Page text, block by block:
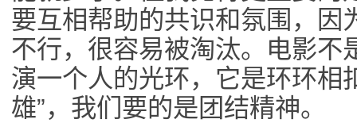
要互相帮助的共识和氛围，因
不行，很容易被淘汰。电影不
演一个人的光环，它是环环相
雄”，我们要的是团结精神。